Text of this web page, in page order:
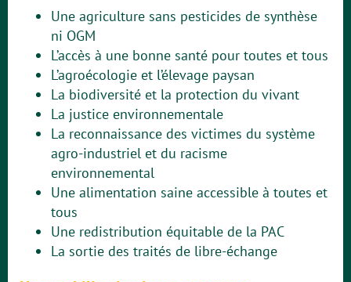
Une agriculture sans pesticides de synthèse
ni OGM
L’accès à une bonne santé pour toutes et tous
L’agroécologie et l’élevage paysan
La biodiversité et la protection du vivant
La justice environnementale
La reconnaissance des victimes du système
agro-industriel et du racisme
environnemental
Une alimentation saine accessible à toutes et
tous
Une redistribution équitable de la PAC
La sortie des traités de libre-échange